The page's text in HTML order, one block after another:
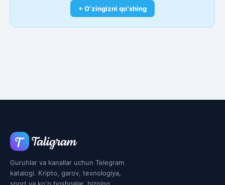
+ Oʻzingizni qoʻshing
Guruhlar va kanallar uchun Telegram
katalogi. Kripto, garov, texnologiya,